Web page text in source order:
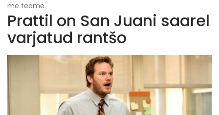
me teame.
Prattil on San Juani saarel
varjatud rantšo